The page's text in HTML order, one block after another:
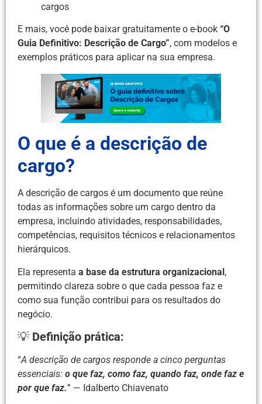
cargos
E mais, você pode baixar gratuitamente o e-book “O
Guia Definitivo: Descrição de Cargo”, com modelos e
exemplos práticos para aplicar na sua empresa.
O que é a descrição de
cargo?
A descrição de cargos é um documento que reúne
todas as informações sobre um cargo dentro da
empresa, incluindo atividades, responsabilidades,
competências, requisitos técnicos e relacionamentos
hierárquicos.
Ela representa a base da estrutura organizacional,
permitindo clareza sobre o que cada pessoa faz e
como sua função contribui para os resultados do
negócio.
💡 Definição prática:
“A descrição de cargos responde a cinco perguntas
essenciais: o que faz, como faz, quando faz, onde faz e
por que faz.” — Idalberto Chiavenato